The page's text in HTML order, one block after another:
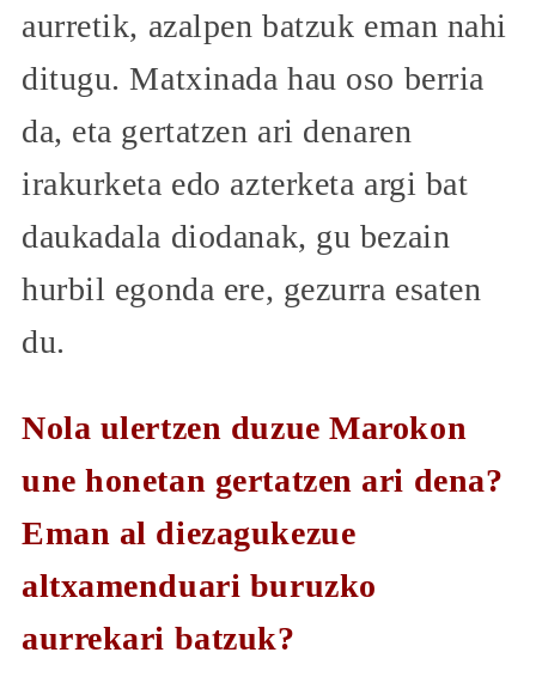
aurretik, azalpen batzuk eman nahi
ditugu. Matxinada hau oso berria
da, eta gertatzen ari denaren
irakurketa edo azterketa argi bat
daukadala diodanak, gu bezain
hurbil egonda ere, gezurra esaten
du.
Nola ulertzen duzue Marokon
une honetan gertatzen ari dena?
Eman al diezagukezue
altxamenduari buruzko
aurrekari batzuk?